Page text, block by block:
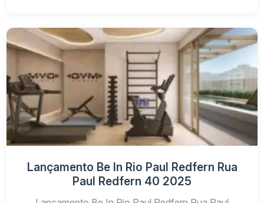
Lançamento Be In Rio Paul Redfern Rua
Paul Redfern 40 2025